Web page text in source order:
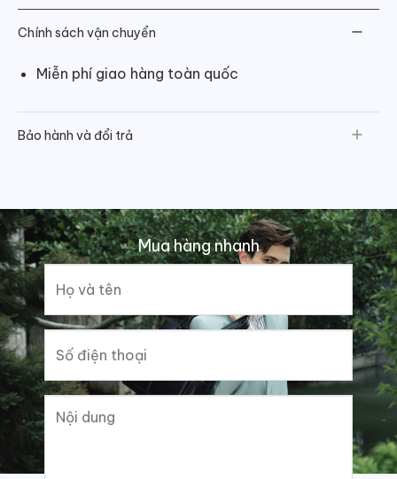
Chính sách vận chuyển
Miễn phí giao hàng toàn quốc
Bảo hành và đổi trả
Mua hàng nhanh